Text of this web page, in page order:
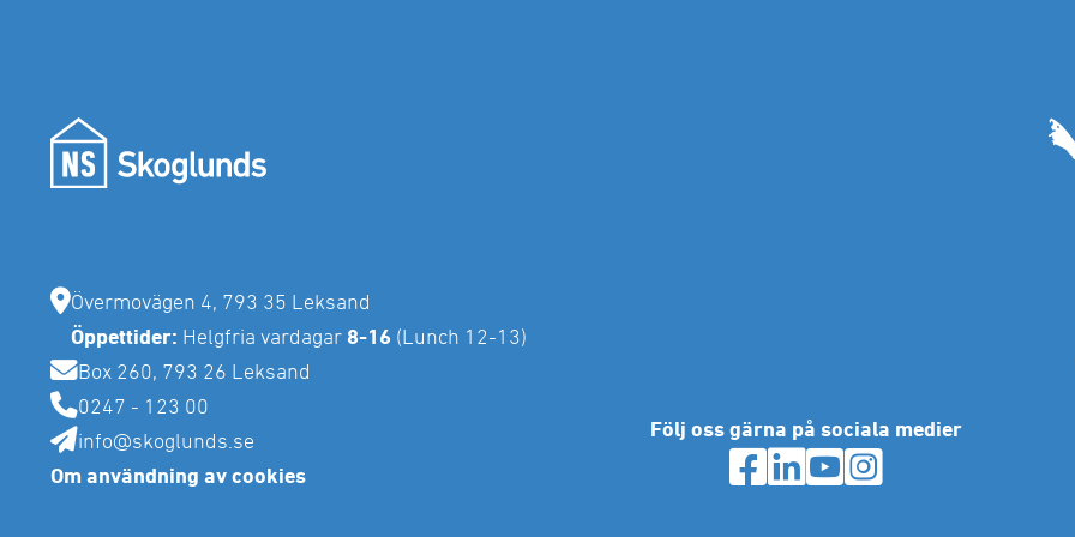
Mina
Bolla dina
med
Byggservice privatpersoner
Försäkringsskador
För
Offertförfrågan
Tidigare måleriprojekt
Skicka in
Övermovägen 4, 793 35 Leksand
Öppettider: Helgfria vardagar 8-16 (Lunch 12-13)
Box 260, 793 26 Leksand
0247 - 123 00
info@skoglunds.se
Om användning av cookies
Följ oss gärna på sociala medier